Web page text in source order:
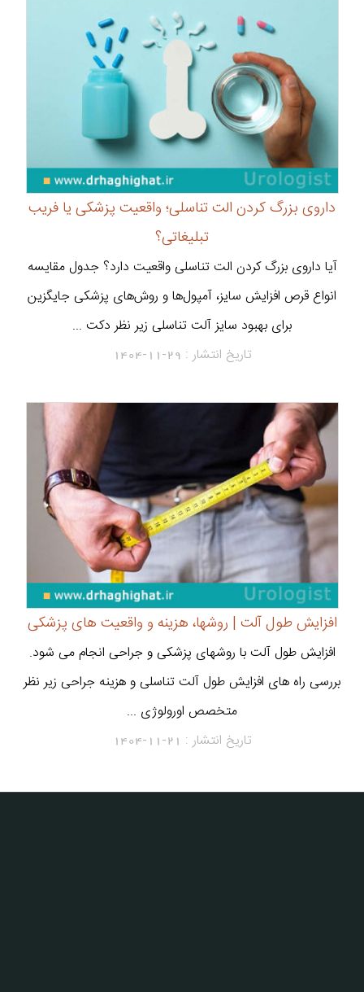
داروی بزرگ کردن الت تناسلی؛ واقعیت پزشکی یا فریب
تبلیغاتی؟
آیا داروی بزرگ کردن الت تناسلی واقعیت دارد؟ جدول مقایسه
انواع قرص افزایش سایز، آمپول‌ها و روش‌های پزشکی جایگزین
برای بهبود سایز آلت تناسلی زیر نظر دکت ...
تاریخ انتشار : 1404-11-29
افزایش طول آلت | روشها، هزینه و واقعیت های پزشکی
افزایش طول آلت با روشهای پزشکی و جراحی انجام می شود.
بررسی راه های افزایش طول آلت تناسلی و هزینه جراحی زیر نظر
متخصص اورولوژی ...
تاریخ انتشار : 1404-11-21